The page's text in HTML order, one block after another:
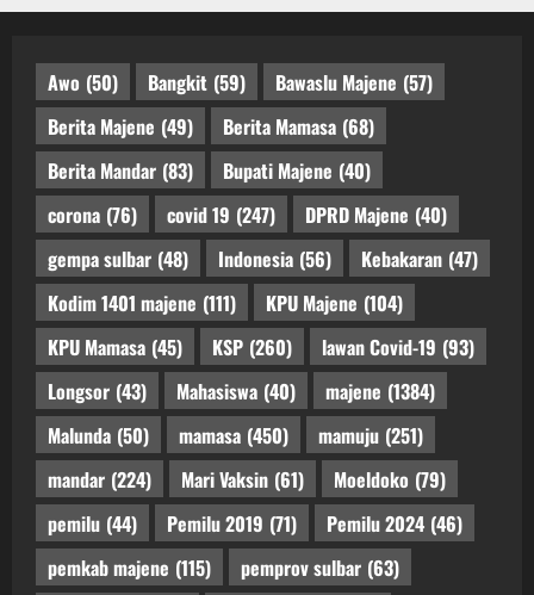
Awo (50) Bangkit (59) Bawaslu Majene (57)
Berita Majene (49) Berita Mamasa (68)
Berita Mandar (83) Bupati Majene (40)
corona (76) covid 19 (247) DPRD Majene (40)
gempa sulbar (48) Indonesia (56) Kebakaran (47)
Kodim 1401 majene (111) KPU Majene (104)
KPU Mamasa (45) KSP (260) lawan Covid-19 (93)
Longsor (43) Mahasiswa (40) majene (1384)
Malunda (50) mamasa (450) mamuju (251)
mandar (224) Mari Vaksin (61) Moeldoko (79)
pemilu (44) Pemilu 2019 (71) Pemilu 2024 (46)
pemkab majene (115) pemprov sulbar (63)